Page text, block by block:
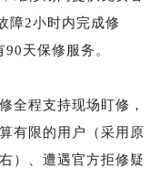
障2小时内完成修
天保修服务。
全程支持现场盯修，
有限的用户（采用原
）、遭遇官方拒修疑